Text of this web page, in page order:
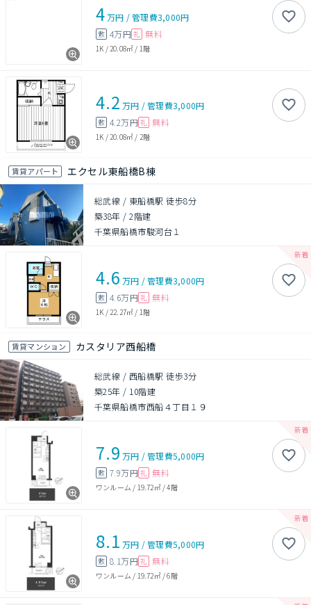
4万円 /管理費3,000円
敷 4万円 礼 無料
1K / 20.08㎡ / 1階
4.2 万円 /管理費3,000円
敷 4.2万円 礼 無料
1K / 20.08㎡ / 2階
賃貸アパート エクセル東船橋B棟
総武線 / 東船橋駅 徒歩8分
築38年 /2階建
千葉県船橋市駿河台１
4.6 万円 /管理費3,000円
敷 4.6万円 礼 無料
1K / 22.27㎡ / 1階
賃貸マンション カスタリア西船橋
総武線 / 西船橋駅 徒歩3分
築25年 / 10階建
千葉県船橋市西船４丁目１９
7.9 万円 /管理費5,000円
敷 7.9万円 礼 無料
ワンルーム / 19.72㎡/4階
8.1 万円 /管理費5,000円
敷 8.1万円 礼 無料
ワンルーム / 19.72㎡/6階